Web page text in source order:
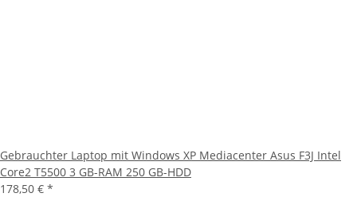
Gebrauchter Laptop mit Windows XP Mediacenter Asus F3J Intel
Core2 T5500 3 GB-RAM 250 GB-HDD
178,50 € *